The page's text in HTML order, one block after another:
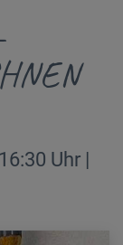
Uhr |